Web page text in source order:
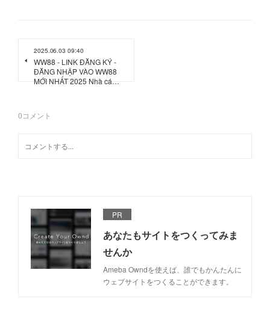
2025.06.03 09:40
WW88 - LINK ĐĂNG KÝ -
ĐĂNG NHẬP VÀO WW88
MỚI NHẤT 2025 Nhà cá…
0コメント
PR
あなたもサイトをつくってみま
せんか
Ameba Owndを使えば、誰でもかんたんに
ウェブサイトをつくることができます。